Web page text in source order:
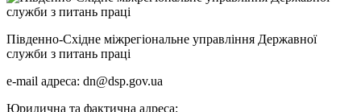
Південно-Східне міжрегіональне управління Державної
служби з питань праці
e-mail адреса: dn@dsp.gov.ua
Юридична та фактична адреса: